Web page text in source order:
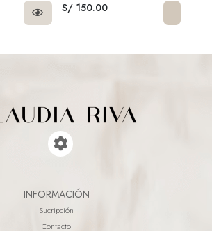
S/ 150.00
INFORMACIÓN
Sucripción
Contacto